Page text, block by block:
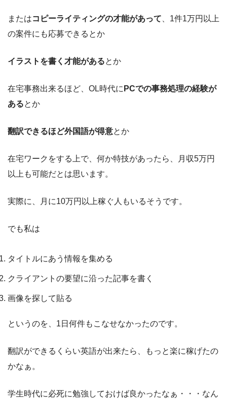
またはコピーライティングの才能があって 、1件1万円以上
の案件にも応募できるとか
イラストを書く才能があるとか
在宅事務出来るほど、OL時代に PCでの事務処理の経験が
あるとか
翻訳できるほど外国語が得意とか
在宅ワークをする上で、何か特技があったら、月収5万円
以上も可能だとは思います。
実際に、月に10万円以上稼ぐ人もいるそうです。
でも私は
タイトルにあう情報を集める
クライアントの要望に沿った記事を書く
画像を探して貼る
というのを、1日何件もこなせなかったのです。
翻訳ができるくらい英語が出来たら、もっと楽に稼げたの
かなぁ。
学生時代に必死に勉強しておけば良かったなぁ・・・なん